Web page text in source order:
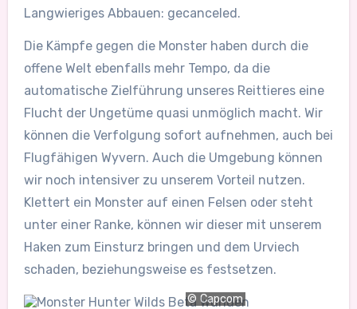
Langwieriges Abbauen: gecanceled.
Die Kämpfe gegen die Monster haben durch die
offene Welt ebenfalls mehr Tempo, da die
automatische Zielführung unseres Reittieres eine
Flucht der Ungetüme quasi unmöglich macht. Wir
können die Verfolgung sofort aufnehmen, auch bei
Flugfähigen Wyvern. Auch die Umgebung können
wir noch intensiver zu unserem Vorteil nutzen.
Klettert ein Monster auf einen Felsen oder steht
unter einer Ranke, können wir dieser mit unserem
Haken zum Einsturz bringen und dem Urviech
schaden, beziehungsweise es festsetzen.
© Capcom